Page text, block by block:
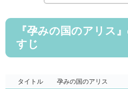
『孕みの国のアリス
すじ
タイトル
孕みの国のアリス